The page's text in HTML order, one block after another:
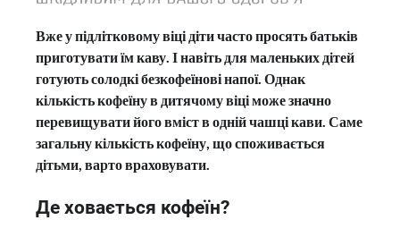
Вже у підлітковому віці діти часто просять батьків
приготувати їм каву. І навіть для маленьких дітей
готують солодкі безкофеїнові напої. Однак
кількість кофеїну в дитячому віці може значно
перевищувати його вміст в одній чашці кави. Саме
загальну кількість кофеїну, що споживається
дітьми, варто враховувати.
Де ховається кофеїн?